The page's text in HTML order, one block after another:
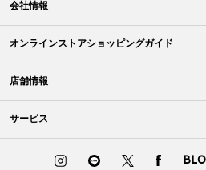
会社情報
オンラインストアショッピングガイド
店舗情報
サービス